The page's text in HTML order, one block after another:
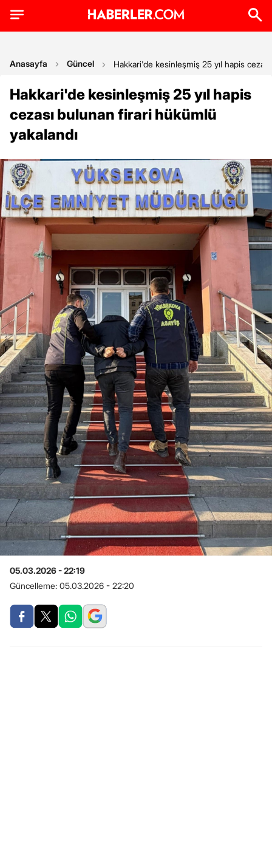
Anasayfa Güncel Hakkari'de kesinleşmiş 25 yıl hapis
Hakkari'de kesinleşmiş 25 yıl hapis
cezası bulunan firari hükümlü
yakalandı
05.03.2026 - 22:19
Güncelleme: 05.03.2026 - 22:20